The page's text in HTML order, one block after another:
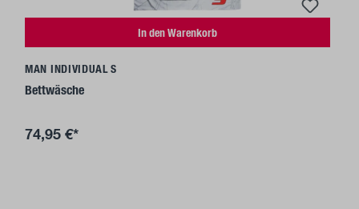
In den Warenkorb
MAN INDIVIDUAL S
Bettwäsche
74,95 €*